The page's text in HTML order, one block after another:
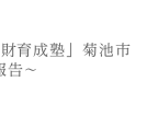
育成塾」菊池市
告～